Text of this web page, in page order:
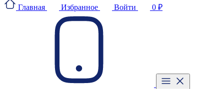
Главная Избранное Войти 0 ₽